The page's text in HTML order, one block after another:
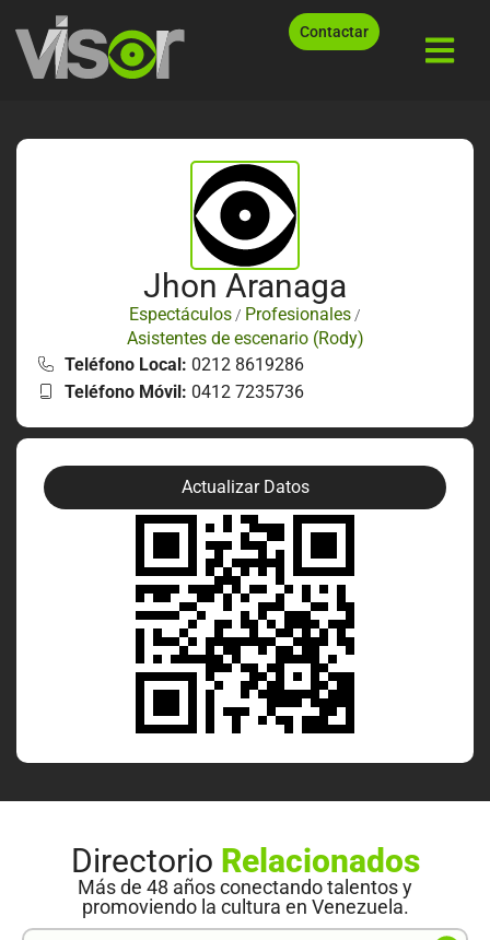
Contactar
Jhon Aranaga
Espectáculos / Profesionales /
Asistentes de escenario (Rody)
Teléfono Local: 0212 8619286
Teléfono Móvil: 0412 7235736
Actualizar Datos
Directorio Relacionados
Más de 48 años conectando talentos y
promoviendo la cultura en Venezuela.